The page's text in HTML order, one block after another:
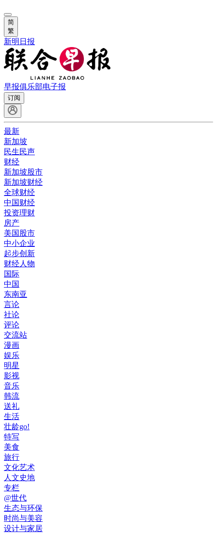
简
繁
新明日报
早报俱乐部电子报
订阅
最新
新加坡
民生民声
财经
新加坡股市
新加坡财经
全球财经
中国财经
投资理财
房产
美国股市
中小企业
起步创新
财经人物
国际
中国
东南亚
言论
社论
评论
交流站
漫画
娱乐
明星
影视
音乐
韩流
送礼
生活
壮龄go!
特写
美食
旅行
文化艺术
人文史地
专栏
@世代
生态与环保
时尚与美容
设计与家居